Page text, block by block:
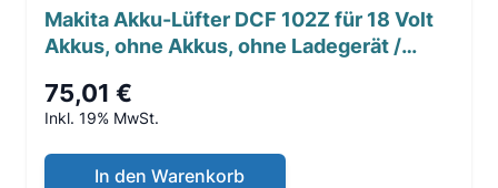
Makita Akku-Lüfter DCF 102Z für 18 Volt
Akkus, ohne Akkus, ohne Ladegerät /
75,01 €
Inkl. 19% MwSt.
In den Warenkorb